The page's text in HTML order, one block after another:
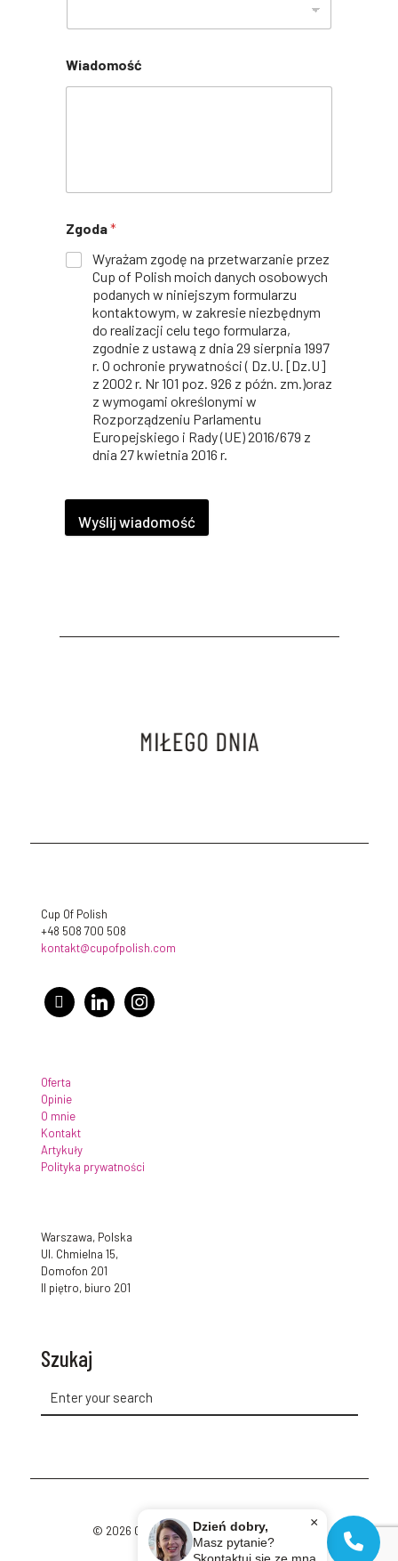
×
Dzień dobry,
Masz pytanie?
Wiadomość
Zgoda*
Wyrażam zgodę na przetwarzanie przez
Cup of Polish moich danych osobowych
podanych w niniejszym formularzu
kontaktowym, w zakresie niezbędnym
do realizacji celu tego formularza,
zgodnie z ustawą z dnia 29 sierpnia 1997
r. O ochronie prywatności ( Dz.U. [Dz.U]
z 2002 r. Nr 101 poz. 926 z późn. zm.)oraz
z wymogami określonymi w
Rozporządzeniu Parlamentu
Europejskiego i Rady (UE) 2016/679 z
dnia 27 kwietnia 2016 r.
Wyślij wiadomość
Cup Of Polish
+48 508 700 508
kontakt@cupofpolish.com
facebooklinkedin instagram
Oferta
Opinie
O mnie
Kontakt
Artykuły
Polityka prywatności
Warszawa, Polska
Ul. Chmielna 15,
Domofon 201
II piętro, biuro 201
Szukaj
© 2026 Cup of Polish. All Rights Reserved.